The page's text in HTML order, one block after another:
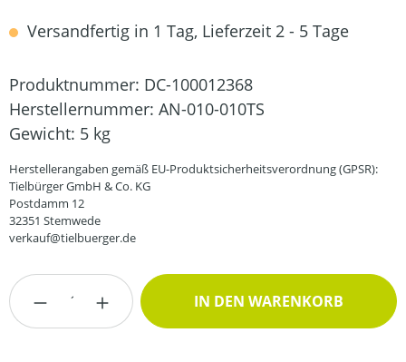
Versandfertig in 1 Tag, Lieferzeit 2 - 5 Tage
Produktnummer: DC-100012368
Herstellernummer: AN-010-010TS
Gewicht: 5 kg
Herstellerangaben gemäß EU-Produktsicherheitsverordnung (GPSR):
Tielbürger GmbH & Co. KG
Postdamm 12
32351 Stemwede
verkauf@tielbuerger.de
Produkt Anzahl: Gib den gewünschten
IN DEN WARENKORB